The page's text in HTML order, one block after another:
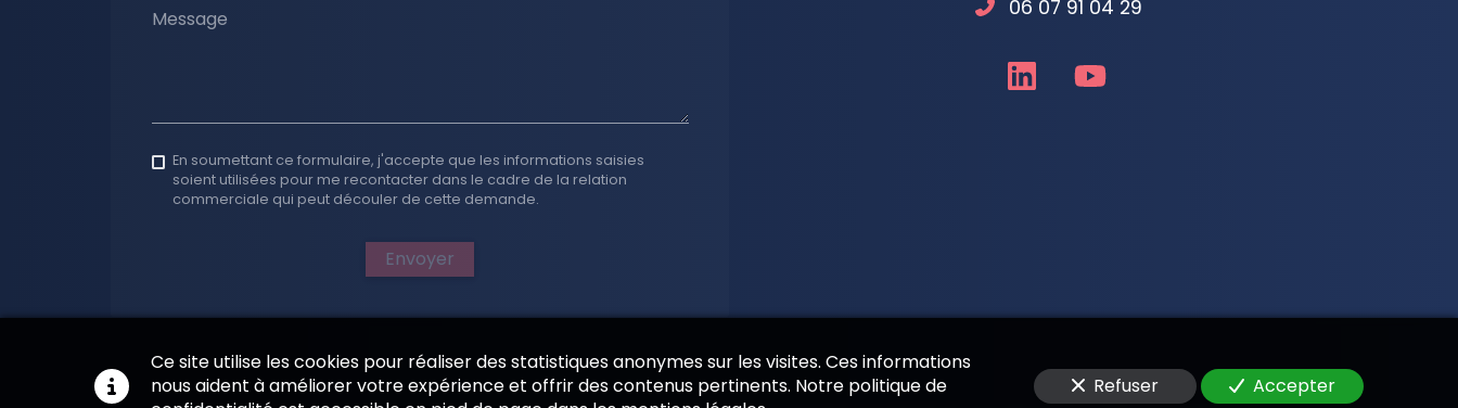
Message
En soumettant ce formulaire, j'accepte que les informations saisies
soient utilisées pour me recontacter dans le cadre de la relation
commerciale qui peut découler de cette demande.
Envoyer
06 07 91 04 29
Ce site utilise les cookies pour réaliser des statistiques anonymes sur les visites. Ces informations
nous aident à améliorer votre expérience et offrir des contenus pertinents. Notre politique de
Refuser Accepter